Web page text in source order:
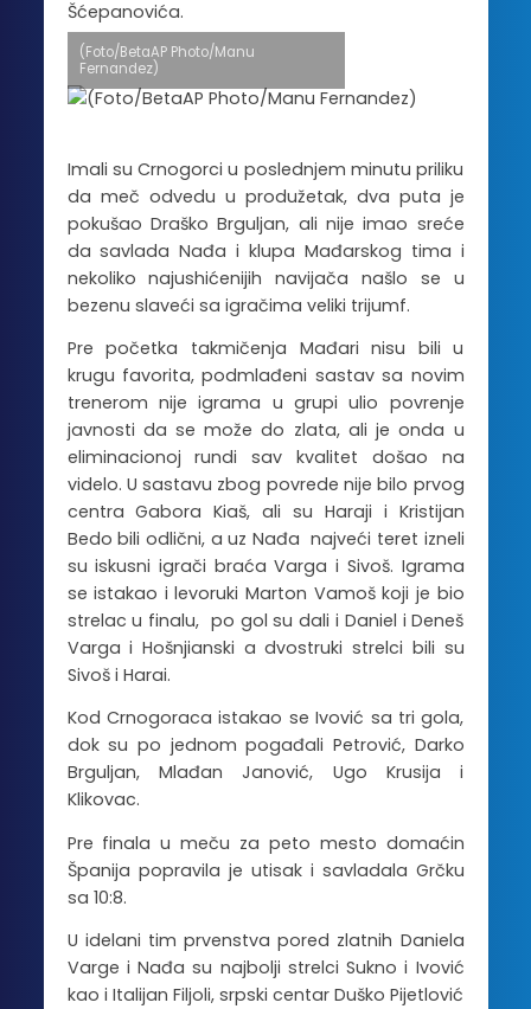
Šćepanovića.
(Foto/BetaAP Photo/Manu
Fernandez)
Imali su Crnogorci u poslednjem minutu priliku
da meč odvedu u produžetak, dva puta je
pokušao Draško Brguljan, ali nije imao sreće
da savlada Nađa i klupa Mađarskog tima i
nekoliko najushićenijih navijača našlo se u
bezenu slaveći sa igračima veliki trijumf.
Pre početka takmičenja Mađari nisu bili u
krugu favorita, podmlađeni sastav sa novim
trenerom nije igrama u grupi ulio povrenje
javnosti da se može do zlata, ali je onda u
eliminacionoj rundi sav kvalitet došao na
videlo. U sastavu zbog povrede nije bilo prvog
centra Gabora Kiaš, ali su Haraji i Kristijan
Bedo bili odlični, a uz Nađa najveći teret izneli
su iskusni igrači braća Varga i Sivoš. Igrama
se istakao i levoruki Marton Vamoš koji je bio
strelac u finalu, po gol su dali i Daniel i Deneš
Varga i Hošnjianski a dvostruki strelci bili su
Sivoš i Harai.
Kod Crnogoraca istakao se Ivović sa tri gola,
dok su po jednom pogađali Petrović, Darko
Brguljan, Mlađan Janović, Ugo Krusija i
Klikovac.
Pre finala u meču za peto mesto domaćin
Španija popravila je utisak i savladala Grčku
sa 10:8.
U idelani tim prvenstva pored zlatnih Daniela
Varge i Nađa su najbolji strelci Sukno i Ivović
kao i Italijan Filjoli, srpski centar Duško Pijetlović